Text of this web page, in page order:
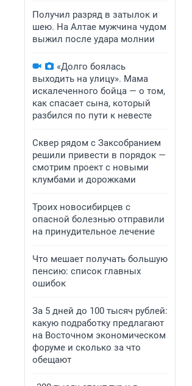
Получил разряд в затылок и
шею. На Алтае мужчина чудом
выжил после удара молнии
«Долго боялась
выходить на улицу». Мама
искалеченного бойца — о том,
как спасает сына, который
разбился по пути к невесте
Сквер рядом с Заксобранием
решили привести в порядок —
смотрим проект с новыми
клумбами и дорожками
Троих новосибирцев с
опасной болезнью отправили
на принудительное лечение
Что мешает получать большую
пенсию: список главных
ошибок
За 5 дней до 100 тысяч рублей:
какую подработку предлагают
на Восточном экономическом
форуме и сколько за что
обещают